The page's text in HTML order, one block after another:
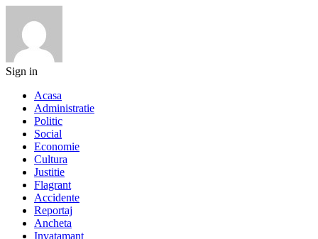
Sign in
Acasa
Administratie
Politic
Social
Economie
Cultura
Justitie
Flagrant
Accidente
Reportaj
Ancheta
Invatamant